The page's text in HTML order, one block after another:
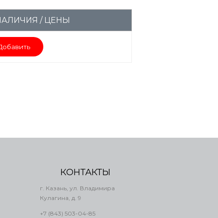
/ ЦЕНЫ
КОНТАКТЫ
г. Казань, ул. Владимира
Кулагина, д. 9
+7 (843) 503-04-85